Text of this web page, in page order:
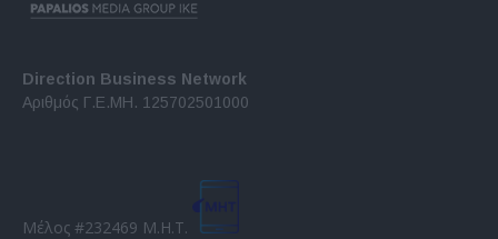
Direction Business Network
Αριθμός Γ.Ε.ΜΗ. 125702501000
Μέλος #232469 Μ.Η.Τ.